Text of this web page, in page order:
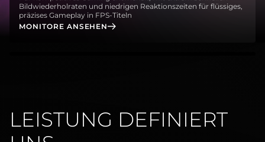
Bildwiederholraten und niedrigen Reaktionszeiten für flüssiges,
präzises Gameplay in FPS-Titeln
MONITORE ANSEHEN
LEISTUNG DEFINIERT